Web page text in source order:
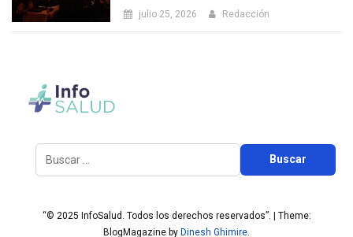
julio 25, 2026 Redacción
“© 2025 InfoSalud. Todos los derechos reservados”. | Theme:
BlogMagazine by Dinesh Ghimire